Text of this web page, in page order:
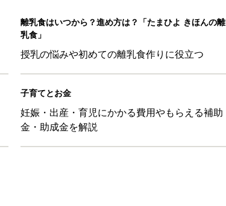
離乳食はいつから？進め方は？「たまひよ きほんの離
乳食」
授乳の悩みや初めての離乳食作りに役立つ
子育てとお金
妊娠・出産・育児にかかる費用やもらえる補助
金・助成金を解説